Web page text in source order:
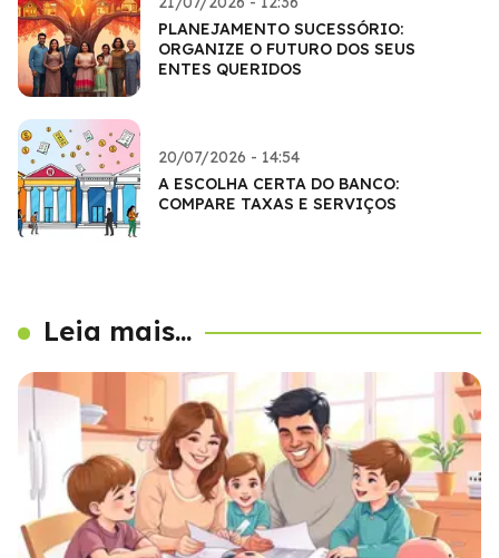
PLANEJAMENTO SUCESSÓRIO:
ORGANIZE O FUTURO DOS SEUS
ENTES QUERIDOS
20/07/2026 - 14:54
A ESCOLHA CERTA DO BANCO:
COMPARE TAXAS E SERVIÇOS
Leia mais...